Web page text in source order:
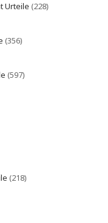
Urteile (228)
(356)
(597)
(218)